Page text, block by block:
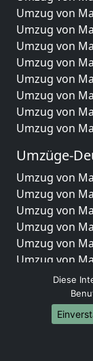
Umzug von
Umzug von
Umzug von
Umzug von
Umzug von
Umzug von
Umzug von
Umzug von
Umzüge-
Umzug von
Umzug von
Umzug von
Umzug von
Umzug von
Umzug von
Umzug von
Umzug von
Umzug von
Umzug von
Umzug von
Diese